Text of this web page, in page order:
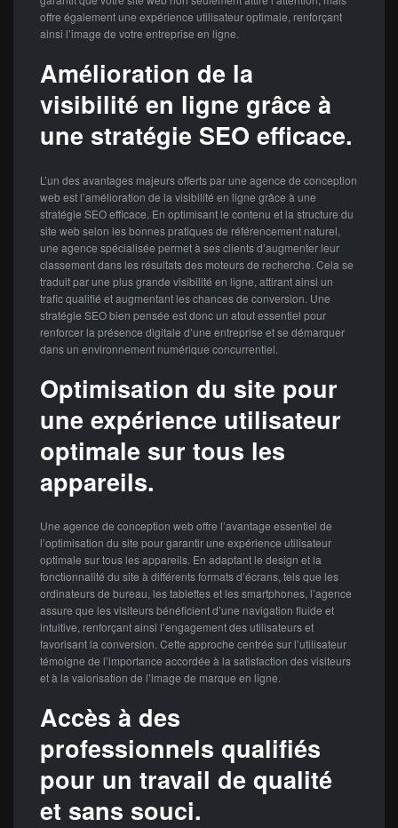
offre également une expérience utilisateur optimale, renforçant
ainsi l’image de votre entreprise en ligne.
Amélioration de la
visibilité en ligne grâce à
une stratégie SEO efficace.
L’un des avantages majeurs offerts par une agence de conception
web est l’amélioration de la visibilité en ligne grâce à une
stratégie SEO efficace. En optimisant le contenu et la structure du
site web selon les bonnes pratiques de référencement naturel,
une agence spécialisée permet à ses clients d’augmenter leur
classement dans les résultats des moteurs de recherche. Cela se
traduit par une plus grande visibilité en ligne, attirant ainsi un
trafic qualifié et augmentant les chances de conversion. Une
stratégie SEO bien pensée est donc un atout essentiel pour
renforcer la présence digitale d’une entreprise et se démarquer
dans un environnement numérique concurrentiel.
Optimisation du site pour
une expérience utilisateur
optimale sur tous les
appareils.
Une agence de conception web offre l’avantage essentiel de
l’optimisation du site pour garantir une expérience utilisateur
optimale sur tous les appareils. En adaptant le design et la
fonctionnalité du site à différents formats d’écrans, tels que les
ordinateurs de bureau, les tablettes et les smartphones, l’agence
assure que les visiteurs bénéficient d’une navigation fluide et
intuitive, renforçant ainsi l’engagement des utilisateurs et
favorisant la conversion. Cette approche centrée sur l’utilisateur
témoigne de l’importance accordée à la satisfaction des visiteurs
et à la valorisation de l’image de marque en ligne.
Accès à des
professionnels qualifiés
pour un travail de qualité
et sans souci.